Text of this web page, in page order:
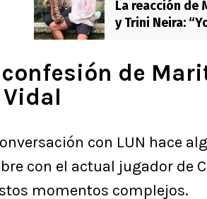
La reacción de
y Trini Neira:
confesión de
con LUN hace
con el actual jugador de
momentos complejos.